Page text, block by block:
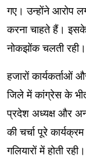
गए। उन्होंने आरोप
करना चाहते हैं।
नोकझोंक चलती रही।
हजारों कार्यकर्ताओं
जिले में कांग्रेस के
प्रदेश अध्यक्ष और
की चर्चा पूरे
गलियारों में होती रही।